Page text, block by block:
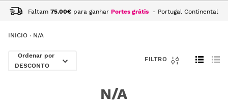
Faltam 75.00€ para ganhar Portes grátis - Portugal Continental
N/A
DESCONTO
N/A